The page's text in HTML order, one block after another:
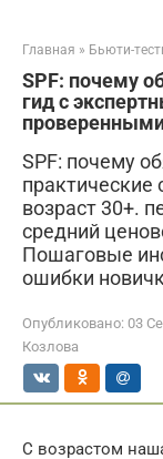
Главная » Бьюти-
SPF: почему
гид с
SPF: почему
возраст 30+.
средний
Пошаговые
ошибки
Опубликовано: 03
Козлова
С возрастом